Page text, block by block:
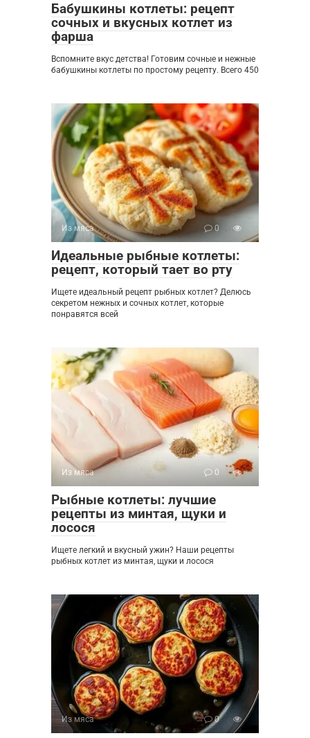
Бабушкины котлеты: рецепт
сочных и вкусных котлет из
фарша
Вспомните вкус детства! Готовим сочные и нежные
бабушкины котлеты по простому рецепту. Всего 450
Из мяса 0
Идеальные рыбные котлеты:
рецепт, который тает во рту
Ищете идеальный рецепт рыбных котлет? Делюсь
секретом нежных и сочных котлет, которые
понравятся всей
Из мяса 0
Рыбные котлеты: лучшие
рецепты из минтая, щуки и
лосося
Ищете легкий и вкусный ужин? Наши рецепты
рыбных котлет из минтая, щуки и лосося
Из мяса 0